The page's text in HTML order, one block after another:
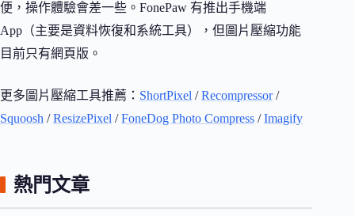
便，操作體驗會差一些。FonePaw 有推出手機端
App（主要是資料恢復和系統工具），但圖片壓縮功能
目前只有網頁版。
更多圖片壓縮工具推薦： ShortPixel /Recompressor/
Squoosh /ResizePixel /FoneDog Photo Compress /Imagify
熱門文章